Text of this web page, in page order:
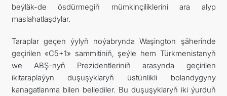
beýläk-de ösdürmegiň mümkinçiliklerini ara alyp
maslahatlaşdylar.
Taraplar geçen ýylyň noýabrynda Waşington şäherinde
geçirilen «C5+1» sammitiniň, şeýle hem Türkmenistanyň
we ABŞ-nyň Prezidentleriniň arasynda geçirilen
ikitaraplaýyn duşuşyklaryň üstünlikli bolandygyny
kanagatlanma bilen bellediler. Bu duşuşyklaryň iki ýurduň